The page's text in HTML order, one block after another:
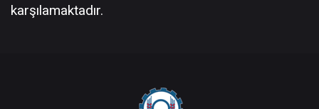
karşılamaktadır.